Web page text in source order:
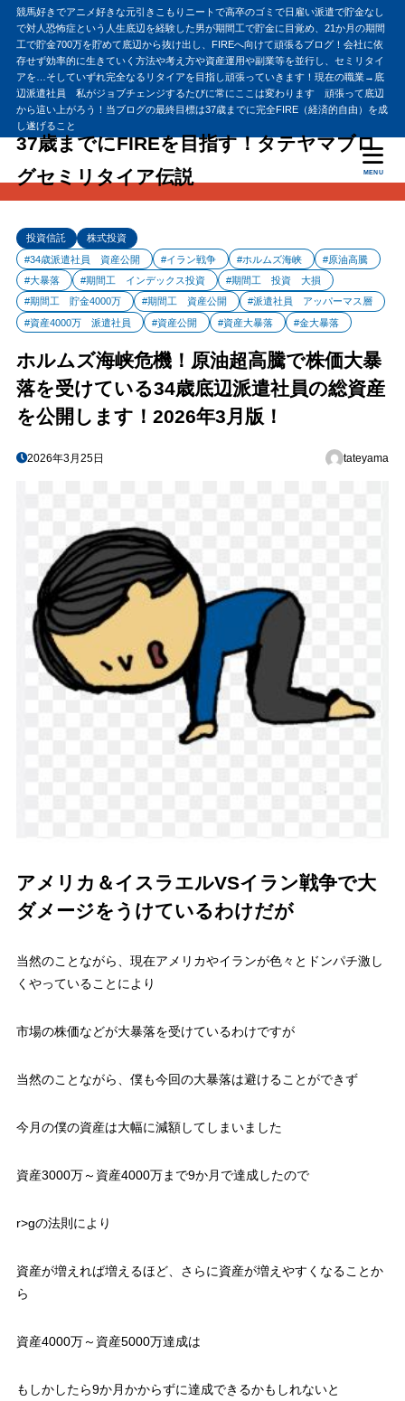
競馬好きでアニメ好きな元引きこもりニートで高卒のゴミで日雇い派遣で貯金なし
で対人恐怖症という人生底辺を経験した男が期間工で貯金に目覚め、21か月の期間
工で貯金700万を貯めて底辺から抜け出し、FIREへ向けて頑張るブログ！会社に依
存せず効率的に生きていく方法や考え方や資産運用や副業等を並行し、セミリタイ
アを…そしていずれ完全なるリタイアを目指し頑張っていきます！現在の職業→底
辺派遣社員 私がジョブチェンジするたびに常にここは変わります 頑張って底辺
から這い上がろう！当ブログの最終目標は37歳までに完全FIRE（経済的自由）を成
し遂げること
37歳までにFIREを目指す！タテヤマブロ
グセミリタイア伝説
MENU
投資信託
株式投資
#34歳派遣社員 資産公開
#イラン戦争 #ホルムズ海峡
#原油高騰
#大暴落
#期間工 インデックス投資
#期間工 投資 大損
#期間工 貯金4000万
#期間工 資産公開
#派遣社員 アッパーマス層
#資産4000万 派遣社員
#資産公開 #資産大暴落 #金大暴落
ホルムズ海峡危機！原油超高騰で株価大暴
落を受けている34歳底辺派遣社員の総資産
を公開します！2026年3月版！
2026年3月25日 tateyama
アメリカ＆イスラエルVSイラン戦争で大
ダメージをうけているわけだが
当然のことながら、現在アメリカやイランが色々とドンパチ激し
くやっていることにより
市場の株価などが大暴落を受けているわけですが
当然のことながら、僕も今回の大暴落は避けることができず
今月の僕の資産は大幅に減額してしまいました
資産3000万～資産4000万まで9か月で達成したので
r>gの法則により
資産が増えれば増えるほど、さらに資産が増えやすくなることか
ら
資産4000万～資産5000万達成は
もしかしたら9か月かからずに達成できるかもしれないと